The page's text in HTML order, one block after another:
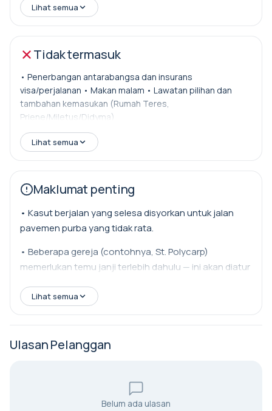
dinyatakan dalam program
• Pemindahan Lapangan Terbang
• Penerbangan domestik Istanbul–Izmir & Izmir–Istanbul
• Air botol dan minuman ringan di dalam kapal
kecemasan 24/7
Lihat semua
Tidak termasuk
• Penerbangan antarabangsa dan insurans
visa/perjalanan • Makan malam • Lawatan pilihan dan
tambahan kemasukan (Rumah Teres,
Priene/Miletus/Didyma)
Lihat semua
Maklumat penting
• Kasut berjalan yang selesa disyorkan untuk jalan
pavemen purba yang tidak rata.
• Beberapa gereja (contohnya, St. Polycarp)
memerlukan temu janji terlebih dahulu — ini akan diatur
• Hujung minggu dan cuti umum boleh menjadi sibuk di
Lihat semua
Ulasan Pelanggan
Belum ada ulasan